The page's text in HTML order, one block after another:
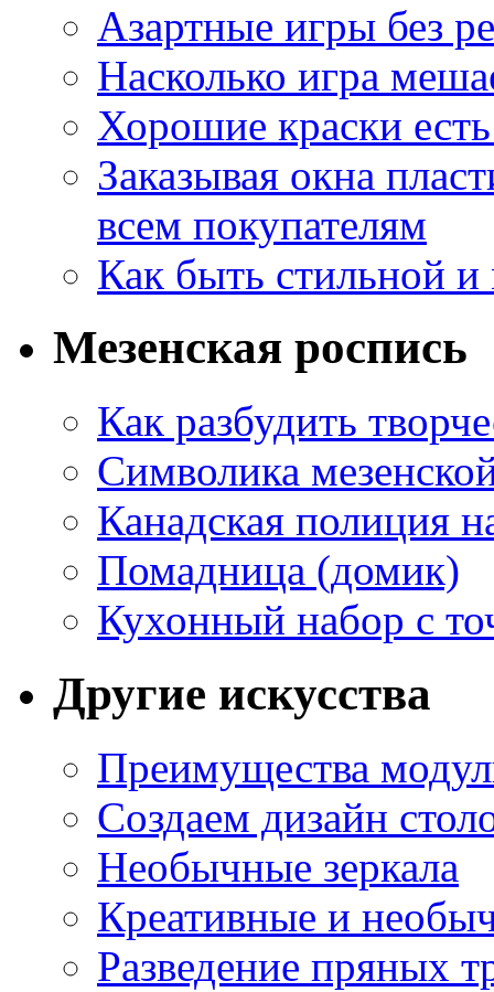
Азартные игры без
Насколько игра
Хорошие краски
Заказывая окна
всем покупателям
Как быть стильной
Мезенская роспись
Как разбудить
Символика
Канадская полиция
Помадница (домик)
Кухонный набор с
Другие искусства
Преимущества
Создаем дизайн
Необычные зеркала
Креативные и
Разведение пряных